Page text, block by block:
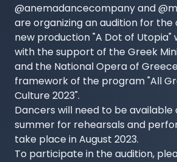
@anemadancecompany and
are organizing an audition for
new production "A Dot of Utopia"
with the support of the Greek
and the National Opera of
framework of the program "All
Culture 2023".
Dancers will need to be available
summer for rehearsals and
take place in August 2023.
To participate in the audition,